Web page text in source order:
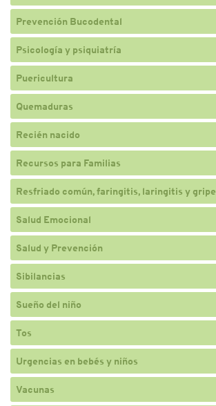
Prevención Bucodental
Psicología y psiquiatría
Puericultura
Quemaduras
Recién nacido
Recursos para Familias
Resfriado común, faringitis, laringitis y gripe
Salud Emocional
Salud y Prevención
Sibilancias
Sueño del niño
Tos
Urgencias en bebés y niños
Vacunas